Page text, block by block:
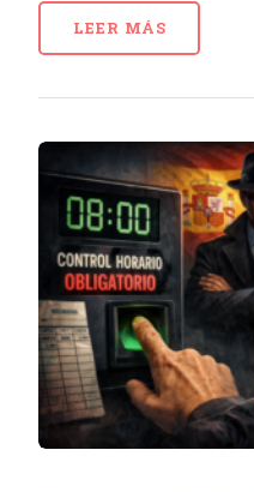
LEER MÁS